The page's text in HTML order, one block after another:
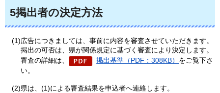
5掲出者の決定方法
(1)広告につきましては、事前に内容を審査させていただきます。
掲出の可否は、県が関係規定に基づく審査により決定します。
審査の詳細は、
掲出基準（PDF：308KB） をご覧下さ
い。
(2)県は、(1)による審査結果を申込者へ連絡します。